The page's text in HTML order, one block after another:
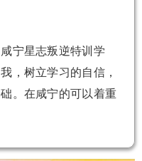
宁星志叛逆特训学
，树立学习的自信，
。在咸宁的可以着重